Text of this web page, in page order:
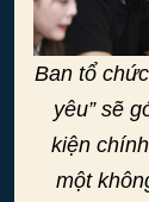
Ban tổ
yêu” sẽ
kiện
một